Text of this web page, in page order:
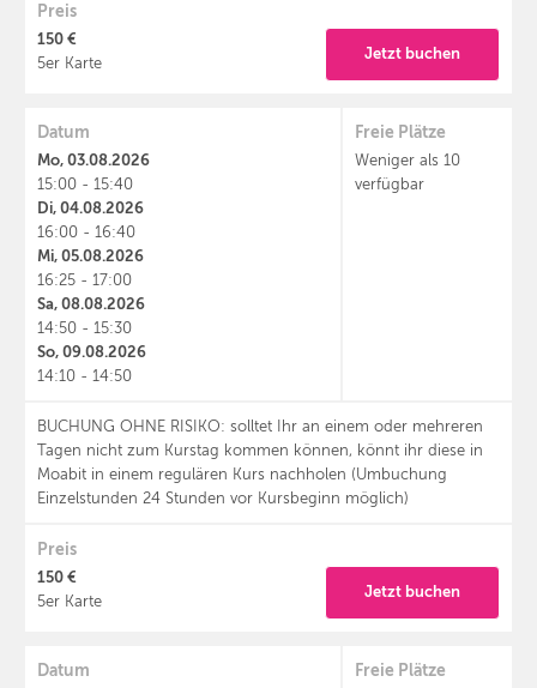
Preis
150 €
5er Karte
Jetzt buchen
Datum
Mo, 03.08.2026
15:00 - 15:40
Di, 04.08.2026
16:00 - 16:40
Mi, 05.08.2026
16:25 - 17:00
Sa, 08.08.2026
14:50 - 15:30
So, 09.08.2026
14:10 - 14:50
BUCHUNG OHNE RISIKO: solltet Ihr an einem oder mehreren
Tagen nicht zum Kurstag kommen können, könnt ihr diese in
Moabit in einem regulären Kurs nachholen (Umbuchung
Einzelstunden 24 Stunden vor Kursbeginn möglich)
Freie Plätze
Weniger als 10
verfügbar
Preis
150 €
5er Karte
Jetzt buchen
Datum Freie Plätze